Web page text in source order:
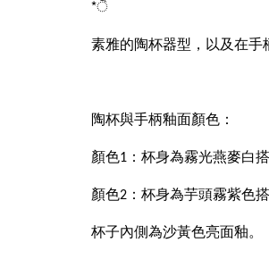
*ੈ
素雅的陶杯器型，以及在手
陶杯與手柄釉面顏色：
顏色1：杯身為霧光燕麥白
顏色2：杯身為芋頭霧紫色
杯子內側為沙黃色亮面釉。